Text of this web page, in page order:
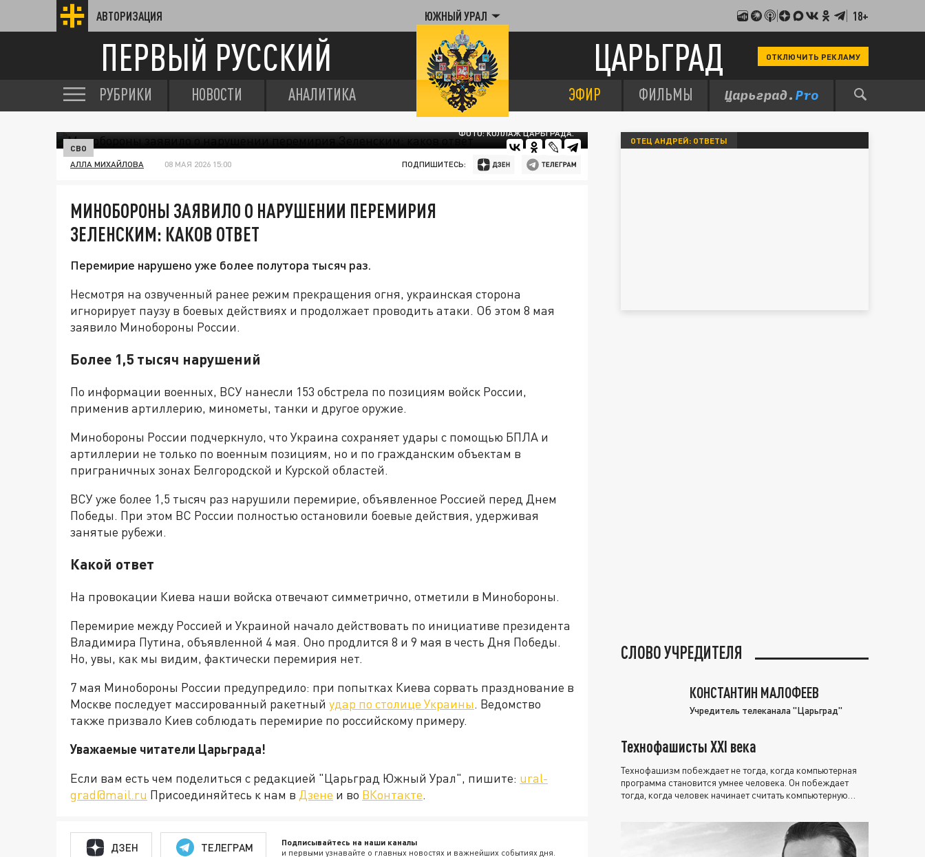
АВТОРИЗАЦИЯ ЮЖНЫЙ УРАЛ 18+
ПЕРВЫЙ РУССКИЙ ЦАРЬГРАД ОТКЛЮЧИТЬ РЕКЛАМУ
РУБРИКИ НОВОСТИ АНАЛИТИКА ЭФИР ФИЛЬМЫ
ФОТО: КОЛЛАЖ ЦАРЬГРАДА.
СВО
АЛЛА МИХАЙЛОВА 08 МАЯ 2026 15:00 ПОДПИШИТЕСЬ:
МИНОБОРОНЫ ЗАЯВИЛО О НАРУШЕНИИ ПЕРЕМИРИЯ
ЗЕЛЕНСКИМ: КАКОВ ОТВЕТ
Перемирие нарушено уже более полутора тысяч раз.
Несмотря на озвученный ранее режим прекращения огня, украинская сторона
игнорирует паузу в боевых действиях и продолжает проводить атаки. Об этом 8 мая
заявило Минобороны России.
Более 1,5 тысяч нарушений
По информации военных, ВСУ нанесли 153 обстрела по позициям войск России,
применив артиллерию, минометы, танки и другое оружие.
Минобороны России подчеркнуло, что Украина сохраняет удары с помощью БПЛА и
артиллерии не только по военным позициям, но и по гражданским объектам в
приграничных зонах Белгородской и Курской областей.
ВСУ уже более 1,5 тысяч раз нарушили перемирие, объявленное Россией перед Днем
Победы. При этом ВС России полностью остановили боевые действия, удерживая
занятые рубежи.
Какой ответ
На провокации Киева наши войска отвечают симметрично, отметили в Минобороны.
Перемирие между Россией и Украиной начало действовать по инициативе президента
Владимира Путина, объявленной 4 мая. Оно продлится 8 и 9 мая в честь Дня Победы.
Но, увы, как мы видим, фактически перемирия нет.
7 мая Минобороны России предупредило: при попытках Киева сорвать празднование в
Москве последует массированный ракетный удар по столице Украины. Ведомство
также призвало Киев соблюдать перемирие по российскому примеру.
Уважаемые читатели Царьграда!
Если вам есть чем поделиться с редакцией "Царьград Южный Урал", пишите: ural-
grad@mail.ru Присоединяйтесь к нам в Дзене и во ВКонтакте.
ДЗЕН ТЕЛЕГРАМ Подписывайтесь на наши каналы
и первыми узнавайте о главных новостях и важнейших событиях дня.
ОТЕЦ АНДРЕЙ: ОТВЕТЫ
СЛОВО УЧРЕДИТЕЛЯ
КОНСТАНТИН МАЛОФЕЕВ
Учредитель телеканала "Царьград"
Технофашисты XXI века
Технофашизм побеждает не тогда, когда компьютерная
программа становится умнее человека. Он побеждает
тогда, когда человек начинает считать компьютерную